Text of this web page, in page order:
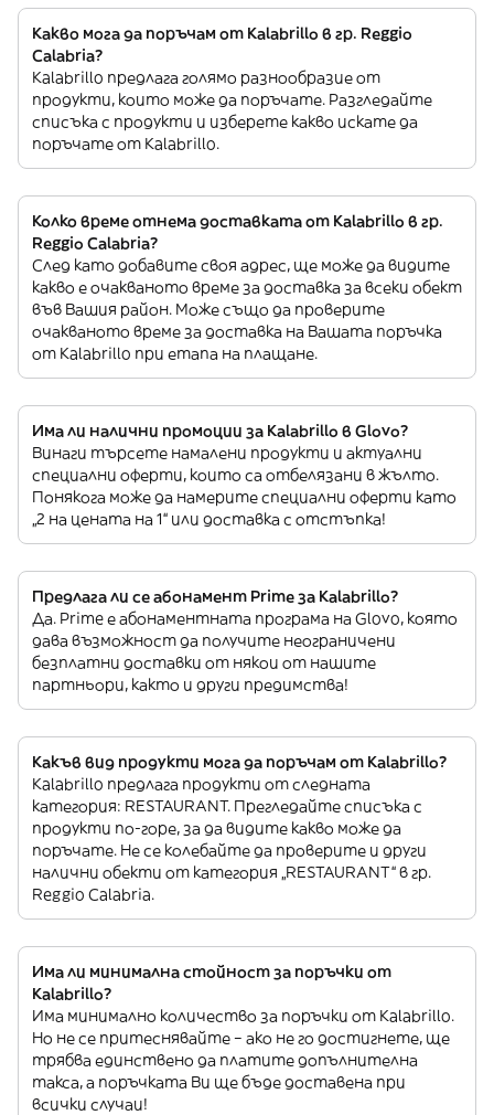
Какво мога да поръчам от Kalabrillo в гр. Reggio
Calabria?
Kalabrillo предлага голямо разнообразие от
продукти, които може да поръчате. Разгледайте
списъка с продукти и изберете какво искате да
поръчате от Kalabrillo.
Колко време отнема доставката от Kalabrillo в гр.
Reggio Calabria?
След като добавите своя адрес, ще може да видите
какво е очакваното време за доставка за всеки обект
във Вашия район. Може също да проверите
очакваното време за доставка на Вашата поръчка
от Kalabrillo при етапа на плащане.
Има ли налични промоции за Kalabrillo в Glovo?
Винаги търсете намалени продукти и актуални
специални оферти, които са отбелязани в жълто.
Понякога може да намерите специални оферти като
„2 на цената на 1“ или доставка с отстъпка!
Предлага ли се абонамент Prime за Kalabrillo?
Да. Prime е абонаментната програма на Glovo, която
дава възможност да получите неограничени
безплатни доставки от някои от нашите
партньори, както и други предимства!
Какъв вид продукти мога да поръчам от Kalabrillo?
Kalabrillo предлага продукти от следната
категория: RESTAURANT. Прегледайте списъка с
продукти по-горе, за да видите какво може да
поръчате. Не се колебайте да проверите и други
налични обекти от категория „RESTAURANT“ в гр.
Reggio Calabria.
Има ли минимална стойност за поръчки от
Kalabrillo?
Има минимално количество за поръчки от Kalabrillo.
Но не се притеснявайте – ако не го достигнете, ще
трябва единствено да платите допълнителна
такса, а поръчката Ви ще бъде доставена при
всички случаи!